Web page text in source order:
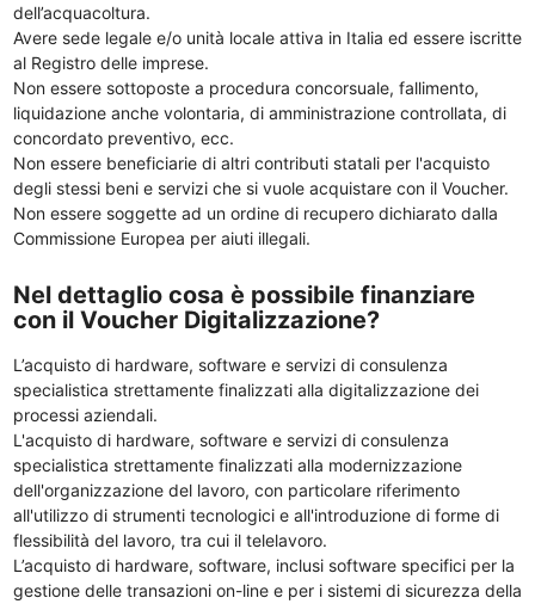
dell’acquacoltura.
Avere sede legale e/o unità locale attiva in Italia ed essere iscritte
al Registro delle imprese.
Non essere sottoposte a procedura concorsuale, fallimento,
liquidazione anche volontaria, di amministrazione controllata, di
concordato preventivo, ecc.
Non essere beneficiarie di altri contributi statali per l'acquisto
degli stessi beni e servizi che si vuole acquistare con il Voucher.
Non essere soggette ad un ordine di recupero dichiarato dalla
Commissione Europea per aiuti illegali.
Nel dettaglio cosa è possibile finanziare
con il Voucher Digitalizzazione?
L’acquisto di hardware, software e servizi di consulenza
specialistica strettamente finalizzati alla digitalizzazione dei
processi aziendali.
L'acquisto di hardware, software e servizi di consulenza
specialistica strettamente finalizzati alla modernizzazione
dell'organizzazione del lavoro, con particolare riferimento
all'utilizzo di strumenti tecnologici e all'introduzione di forme di
flessibilità del lavoro, tra cui il telelavoro.
L’acquisto di hardware, software, inclusi software specifici per la
gestione delle transazioni on-line e per i sistemi di sicurezza della